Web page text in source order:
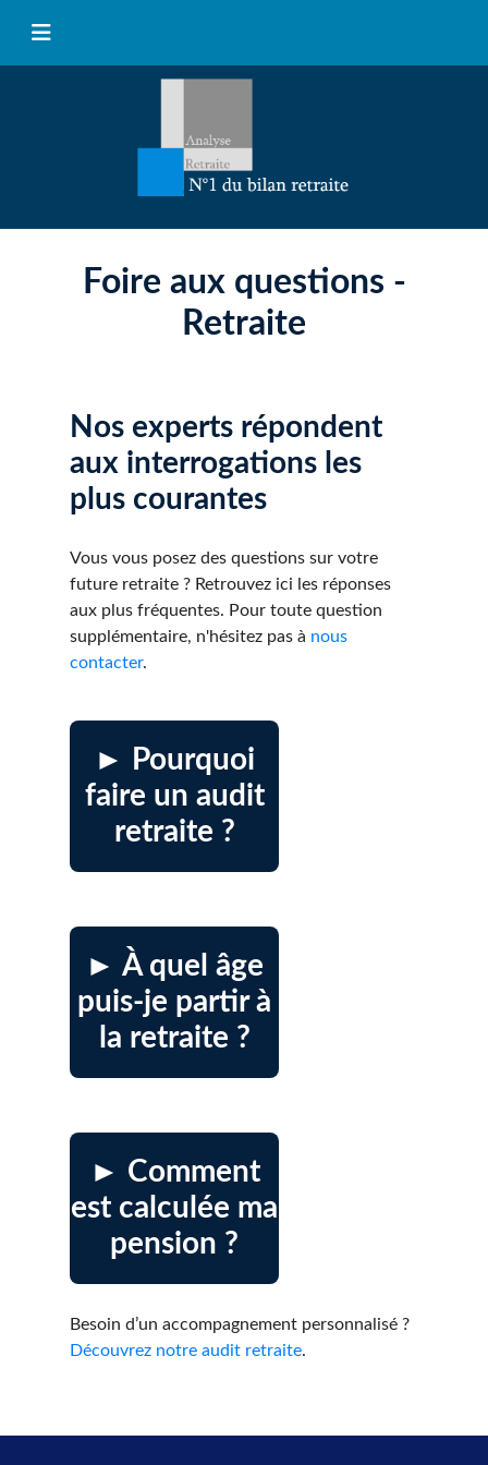
Foire aux questions -
Retraite
Nos experts répondent
aux interrogations les
plus courantes
Vous vous posez des questions sur votre
future retraite ? Retrouvez ici les réponses
aux plus fréquentes. Pour toute question
supplémentaire, n'hésitez pas à nous
contacter.
► Pourquoi
faire un audit
retraite ?
► À quel âge
puis-je partir à
la retraite ?
► Comment
est calculée ma
pension ?
Besoin d’un accompagnement personnalisé ?
Découvrez notre audit retraite.